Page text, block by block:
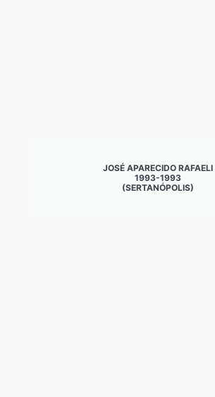
JOSÉ APARECIDO RAFAELI
1993-1993
(SERTANÓPOLIS)